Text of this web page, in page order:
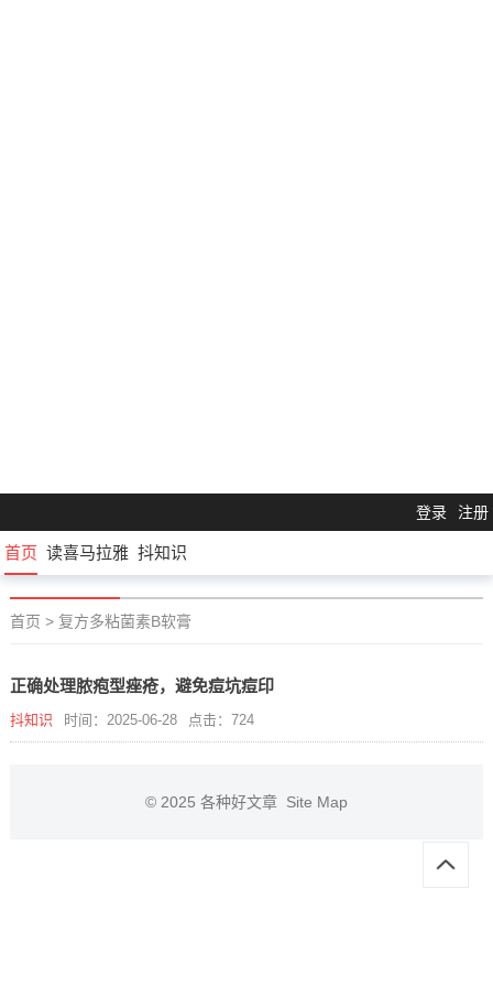
登录 注册
首页 读喜马拉雅 抖知识
首页 > 复方多粘菌素B软膏
正确处理脓疱型痤疮，避免痘坑痘印
抖知识 时间：2025-06-28 点击：724
© 2025 各种好文章 Site Map